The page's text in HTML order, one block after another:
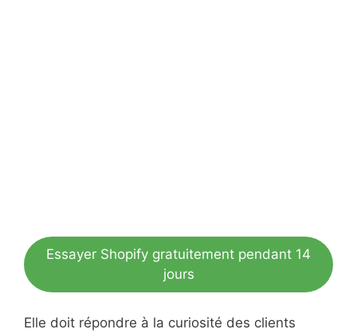
Essayer Shopify gratuitement pendant 14
jours
Elle doit répondre à la curiosité des clients